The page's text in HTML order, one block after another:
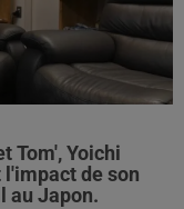
Tom', Yoichi
de son
au Japon.